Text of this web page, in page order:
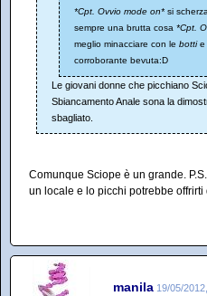
*Cpt. Ovvio mode on* si
sempre una brutta cosa *Cpt.
meglio minacciare con le bottie
corroborante bevuta:D
Le giovani donne che picchiano
Sbiancamento Anale sona la
sbagliato.
Comunque Sciope è un grande.
un locale e lo picchi potrebbe
manila 19/05/